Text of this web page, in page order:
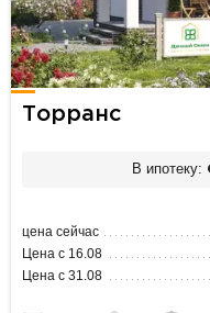
Торранс
В ипотеку:
цена сейчас
Цена с 16.08
Цена с 31.08